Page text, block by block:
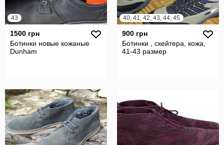
43
1500 грн
Ботинки новые кожаные
Dunham
40, 41, 42, 43, 44, 45
900 грн
Ботинки , скейтера, кожа,
41-43 размер